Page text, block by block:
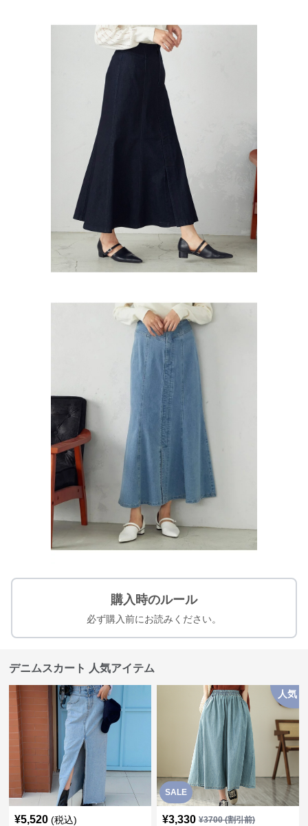
購入時のルール
必ず購入前にお読みください。
デニムスカート 人気アイテム
¥5,520 (税込)
SALE
人気
¥3,330 ¥3700(割引前)